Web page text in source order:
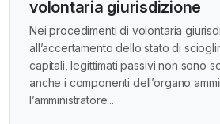
volontaria giurisdizione
Nei procedimenti di volontaria
all’accertamento dello stato di
capitali, legittimati passivi non sono
anche i componenti dell’organo
l’amministratore...